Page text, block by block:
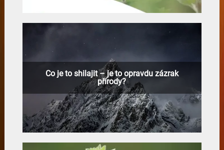
Co je to shilajit – je to opravdu zázrak
přírody?